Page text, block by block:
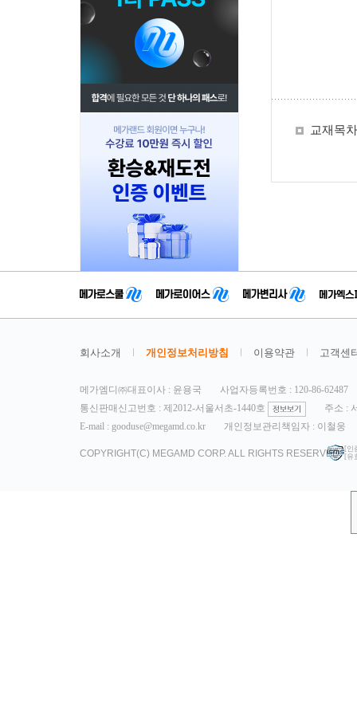
교재목차
회사소개 개인정보처리방침 이용약관 고객센
메가엠디㈜대표이사 : 윤용국
사업자등록번호 : 120-86-62487
통신판매신고번호 : 제2012-서울서초-1440호
주소 :
E-mail : gooduse@megamd.co.kr
개인정보관리책임자 : 이철웅
COPYRIGHT(C) MEGAMD CORP. ALL RIGHTS RESERVED. [인
[유